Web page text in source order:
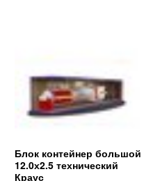
Блок контейнер большой
12.0х2.5 технический
Краус